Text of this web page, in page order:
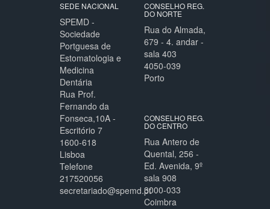
SEDE NACIONAL
SPEMD -
Sociedade
Portguesa de
Estomatologia e
Medicina
Dentária
Rua Prof.
Fernando da
Fonseca,10A -
Escritório 7
1600-618
Lisboa
Telefone
217520056
secretariado@spemd.pt
CONSELHO REG.
DO NORTE
Rua do Almada,
679 - 4. andar -
sala 403
4050-039
Porto
CONSELHO REG.
DO CENTRO
Rua Antero de
Quental, 256 -
Ed. Avenida, 9º
sala 908
3000-033
Coimbra